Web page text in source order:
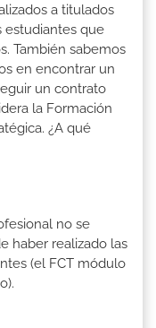
a titulados
estudiantes que
También sabemos
en encontrar un
un contrato
la Formación
¿A qué
no se
haber realizado las
(el FCT módulo